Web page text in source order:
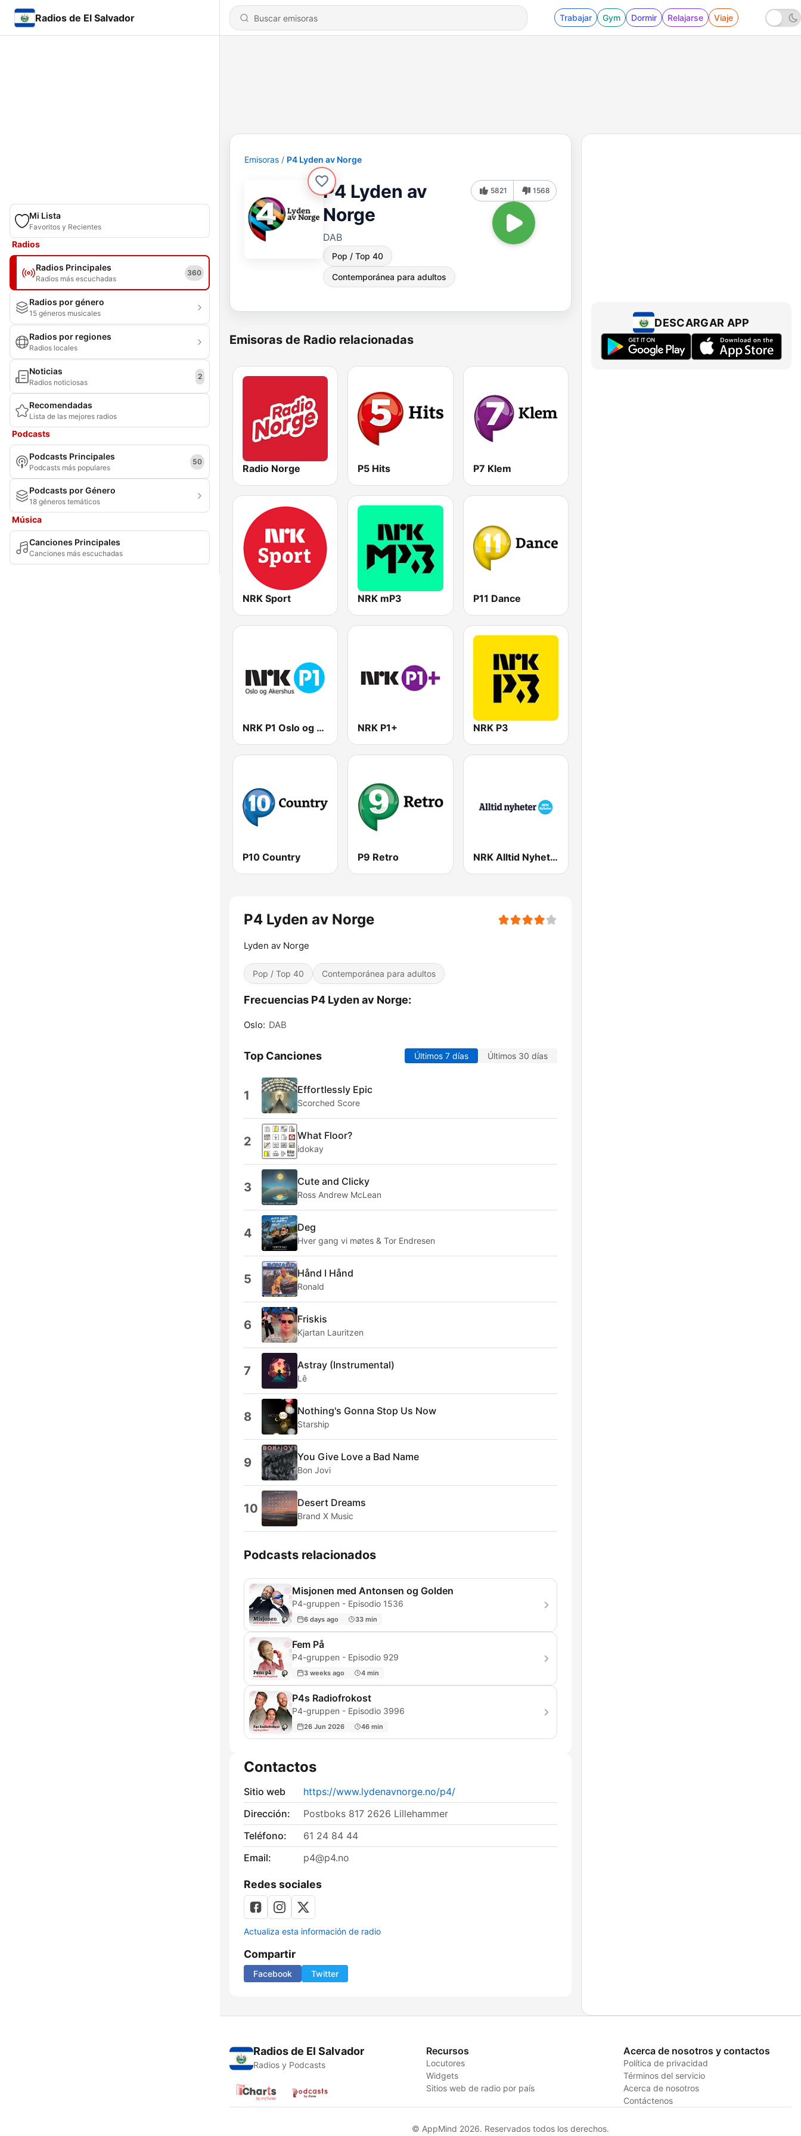
Radios de El Salvador Trabajar Gym Dormir Relajarse Viaje
Mi Lista
Favoritos y Recientes
Radios
Radios Principales
Radios más escuchadas
360
Radios por género
15 géneros musicales
Radios por regiones
Radios locales
Noticias
Radios noticiosas
2
Recomendadas
Lista de las mejores radios
Podcasts
Podcasts Principales
Podcasts más populares
50
Podcasts por Género
18 géneros temáticos
Música
Canciones Principales
Canciones más escuchadas
Emisoras P4 Lyden av Norge
P4 Lyden av
Norge
DAB
Pop / Top 40
Contemporánea para adultos
5821 1568
Emisoras de Radio relacionadas
Radio Norge P5 Hits P7 Klem
NRK Sport NRK mP3 P11 Dance
NRK P1 Oslo og Akershus NRK P1+ NRK P3
P10 Country P9 Retro NRK Alltid Nyheter
P4 Lyden av Norge
Lyden av Norge
Pop / Top 40 Contemporánea para adultos
Frecuencias P4 Lyden av Norge:
Oslo: DAB
Top Canciones Últimos 7 días Últimos 30 días
1 Effortlessly Epic
Scorched Score
2 What Floor?
idokay
3 Cute and Clicky
Ross Andrew McLean
4 Deg
Hver gang vi møtes & Tor Endresen
5 Hånd I Hånd
Ronald
6 Friskis
Kjartan Lauritzen
7 Astray (Instrumental)
Lê
8 Nothing's Gonna Stop Us Now
Starship
9 You Give Love a Bad Name
Bon Jovi
10 Desert Dreams
Brand X Music
Podcasts relacionados
Misjonen med Antonsen og Golden
P4-gruppen - Episodio 1536
6 days ago 33 min
Fem På
P4-gruppen - Episodio 929
3 weeks ago 4 min
P4s Radiofrokost
P4-gruppen - Episodio 3996
26 Jun 2026 46 min
Contactos
Sitio web
https://www.lydenavnorge.no/p4/
Dirección:
Postboks 817 2626 Lillehammer
Teléfono:
61 24 84 44
Email:
p4@p4.no
Redes sociales
Actualiza esta información de radio
Compartir
Facebook Twitter
DESCARGAR APP
Radios de El Salvador
Radios y Podcasts
Recursos
Locutores
Widgets
Sitios web de radio por país
Acerca de nosotros y contactos
Política de privacidad
Términos del servicio
Acerca de nosotros
Contáctenos
© AppMind 2026. Reservados todos los derechos.